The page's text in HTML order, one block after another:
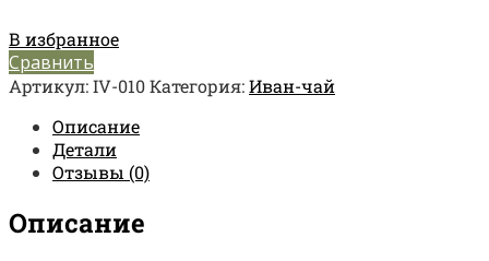
В избранное
Сравнить
Артикул:IV-010Категория:Иван-чай
Описание
Детали
Отзывы (0)
Описание